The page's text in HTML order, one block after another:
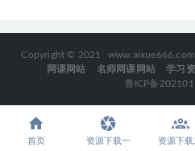
Copyright © 2021 www.aixue666.com
网课网站
名师网课网站 学习
鲁ICP备
首页 资源下载一 资源下载